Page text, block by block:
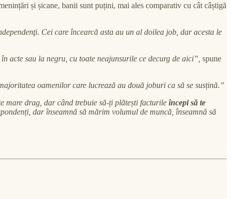
și șicane, banii sunt puțini, mai ales comparativ cu cât câștigă
Cei care încearcă asta au un al doilea job, dar acesta le
acte sau la negru, cu toate neajunsurile ce decurg de aici”, spune
oamenilor care lucrează au două joburi ca să se susțină.”
mare drag, dar când trebuie să-ți plătești facturile începi să te
dar înseamnă să mărim volumul de muncă, înseamnă să